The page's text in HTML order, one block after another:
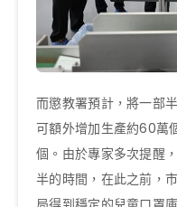
而懲教署預計，將一部
可額外增加生產約60萬
個。由於專家多次提醒
半的時間，在此之前，